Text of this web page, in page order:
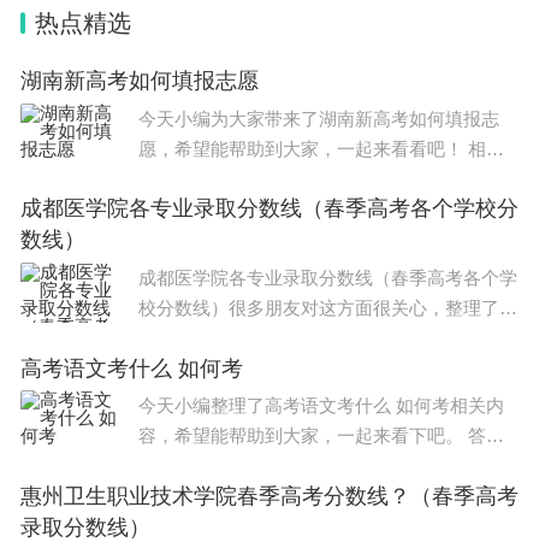
热点精选
湖南新高考如何填报志愿
今天小编为大家带来了湖南新高考如何填报志
愿，希望能帮助到大家，一起来看看吧！ 相信
虑，那就是怎么填报志愿?怎么选择学校?怎么选
成都医学院各专业录取分数线（春季高考各个学校分
数线）
成都医学院各专业录取分数线（春季高考各个学
校分数线）很多朋友对这方面很关心，整理了相
医学院 2021各专业 录取分数线 如下： 医学检
验技术专业 的本科
高考语文考什么 如何考
今天小编整理了高考语文考什么 如何考相关内
容，希望能帮助到大家，一起来看下吧。 答语
多的分。接下来是我为大家整理的高三语文阅读
惠州卫生职业技术学院春季高考分数线？（春季高考
录取分数线）